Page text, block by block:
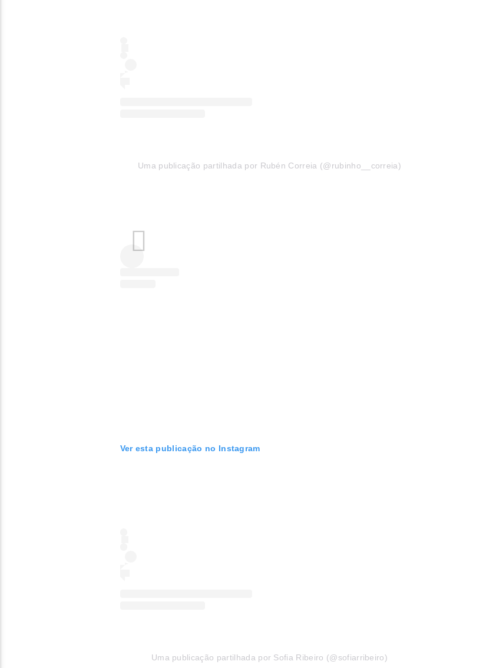
Uma publicação partilhada por Rubén Correia (@rubinho__correia)
Ver esta publicação no Instagram
Uma publicação partilhada por Sofia Ribeiro (@sofiarribeiro)